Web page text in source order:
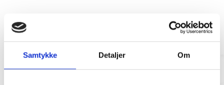
Samtykke Detaljer Om